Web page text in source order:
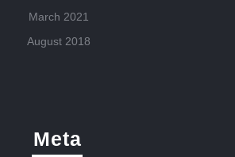
March 2021
August 2018
Meta